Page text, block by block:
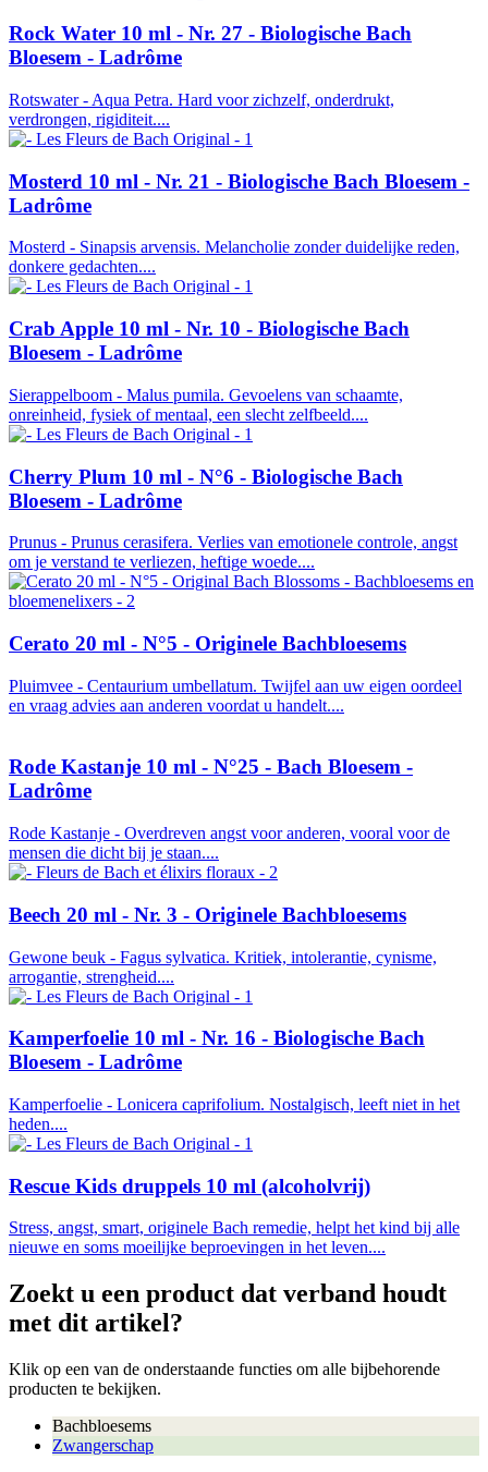
Rock Water 10 ml - Nr. 27 - Biologische Bach
Bloesem - Ladrôme
Rotswater - Aqua Petra. Hard voor zichzelf, onderdrukt,
verdrongen, rigiditeit....
Mosterd 10 ml - Nr. 21 - Biologische Bach Bloesem -
Ladrôme
Mosterd - Sinapsis arvensis. Melancholie zonder duidelijke reden,
donkere gedachten....
Crab Apple 10 ml - Nr. 10 - Biologische Bach
Bloesem - Ladrôme
Sierappelboom - Malus pumila. Gevoelens van schaamte,
onreinheid, fysiek of mentaal, een slecht zelfbeeld....
Cherry Plum 10 ml - N°6 - Biologische Bach
Bloesem - Ladrôme
Prunus - Prunus cerasifera. Verlies van emotionele controle, angst
om je verstand te verliezen, heftige woede....
Cerato 20 ml - N°5 - Originele Bachbloesems
Pluimvee - Centaurium umbellatum. Twijfel aan uw eigen oordeel
en vraag advies aan anderen voordat u handelt....
Rode Kastanje 10 ml - N°25 - Bach Bloesem -
Ladrôme
Rode Kastanje - Overdreven angst voor anderen, vooral voor de
mensen die dicht bij je staan....
Beech 20 ml - Nr. 3 - Originele Bachbloesems
Gewone beuk - Fagus sylvatica. Kritiek, intolerantie, cynisme,
arrogantie, strengheid....
Kamperfoelie 10 ml - Nr. 16 - Biologische Bach
Bloesem - Ladrôme
Kamperfoelie - Lonicera caprifolium. Nostalgisch, leeft niet in het
heden....
Rescue Kids druppels 10 ml (alcoholvrij)
Stress, angst, smart, originele Bach remedie, helpt het kind bij alle
nieuwe en soms moeilijke beproevingen in het leven....
Zoekt u een product dat verband houdt
met dit artikel?
Klik op een van de onderstaande functies om alle bijbehorende
producten te bekijken.
Bachbloesems
Zwangerschap